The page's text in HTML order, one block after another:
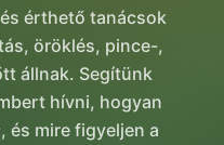
érthető tanácsok
öröklés, pince-,
állnak. Segítünk
hívni, hogyan
és mire figyeljen a